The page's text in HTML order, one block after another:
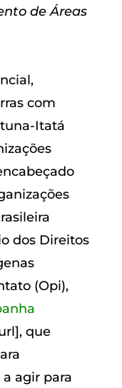
de Áreas
com
Itatá
dos Direitos
(Opi),
que
agir para